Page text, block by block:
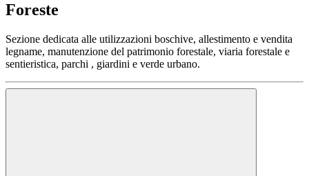
Foreste
Sezione dedicata alle utilizzazioni boschive, allestimento e vendita
legname, manutenzione del patrimonio forestale, viaria forestale e
sentieristica, parchi , giardini e verde urbano.